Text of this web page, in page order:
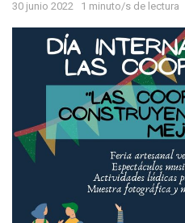
30 junio 2022 1 minuto/s de lectura